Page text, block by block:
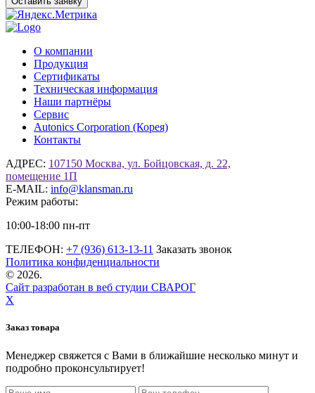
О компании
Продукция
Сертификаты
Техническая информация
Наши партнёры
Сервис
Autonics Corporation (Корея)
Контакты
АДРЕС: 107150 Москва, ул. Бойцовская, д. 22,
помещение 1П
E-MAIL: info@klansman.ru
Режим работы:
10:00-18:00 пн-пт
ТЕЛЕФОН: +7 (936) 613-13-11 Заказать звонок
Политика конфиденциальности
© 2026.
Сайт разработан в веб студии СВАРОГ
X
Заказ товара
Менеджер свяжется с Вами в ближайшие несколько минут и
подробно проконсультирует!